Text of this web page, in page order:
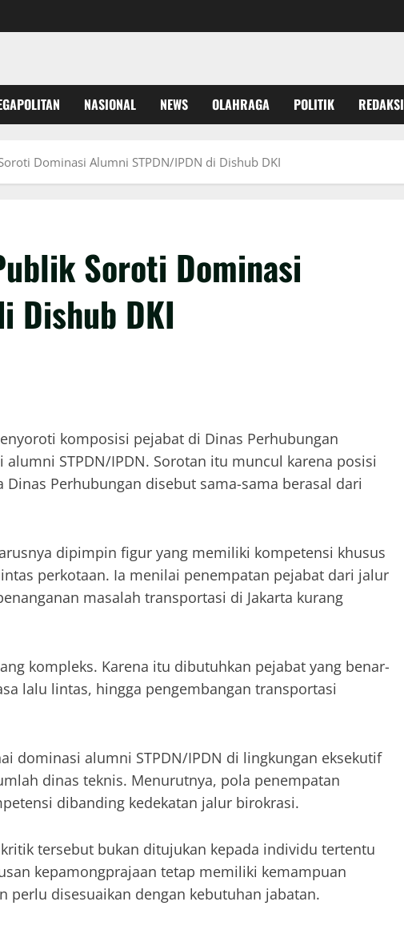
NASIONAL NEWS OLAHRAGA POLITIK REDAKSI
Dominasi Alumni STPDN/IPDN di Dishub DKI
Soroti Dominasi
Dishub DKI
komposisi pejabat di Dinas Perhubungan
STPDN/IPDN. Sorotan itu muncul karena posisi
Perhubungan disebut sama-sama berasal dari
dipimpin figur yang memiliki kompetensi khusus
perkotaan. Ia menilai penempatan pejabat dari jalur
masalah transportasi di Jakarta kurang
kompleks. Karena itu dibutuhkan pejabat yang benar-
lalu lintas, hingga pengembangan transportasi
dominasi alumni STPDN/IPDN di lingkungan eksekutif
dinas teknis. Menurutnya, pola penempatan
dibanding kedekatan jalur birokrasi.
tersebut bukan ditujukan kepada individu tertentu
kepamongprajaan tetap memiliki kemampuan
disesuaikan dengan kebutuhan jabatan.